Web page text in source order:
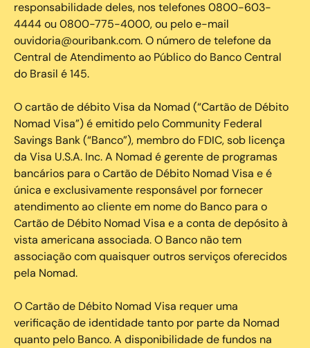
responsabilidade deles, nos telefones 0800-603-
4444 ou 0800-775-4000, ou pelo e-mail
ouvidoria@ouribank.com. O número de telefone da
Central de Atendimento ao Público do Banco Central
do Brasil é 145.
O cartão de débito Visa da Nomad (“Cartão de Débito
Nomad Visa”) é emitido pelo Community Federal
Savings Bank (“Banco”), membro do FDIC, sob licença
da Visa U.S.A. Inc. A Nomad é gerente de programas
bancários para o Cartão de Débito Nomad Visa e é
única e exclusivamente responsável por fornecer
atendimento ao cliente em nome do Banco para o
Cartão de Débito Nomad Visa e a conta de depósito à
vista americana associada. O Banco não tem
associação com quaisquer outros serviços oferecidos
pela Nomad.
O Cartão de Débito Nomad Visa requer uma
verificação de identidade tanto por parte da Nomad
quanto pelo Banco. A disponibilidade de fundos na